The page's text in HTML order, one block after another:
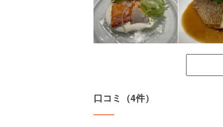
口コミ（4件）